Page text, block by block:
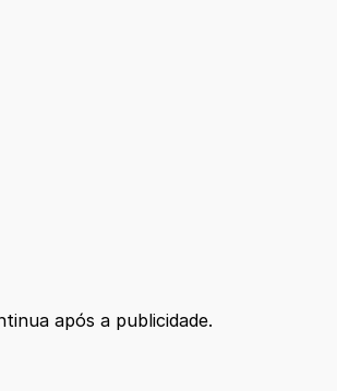
após a publicidade.